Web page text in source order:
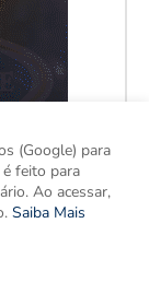
(Google) para
feito para
Ao acessar,
Saiba Mais